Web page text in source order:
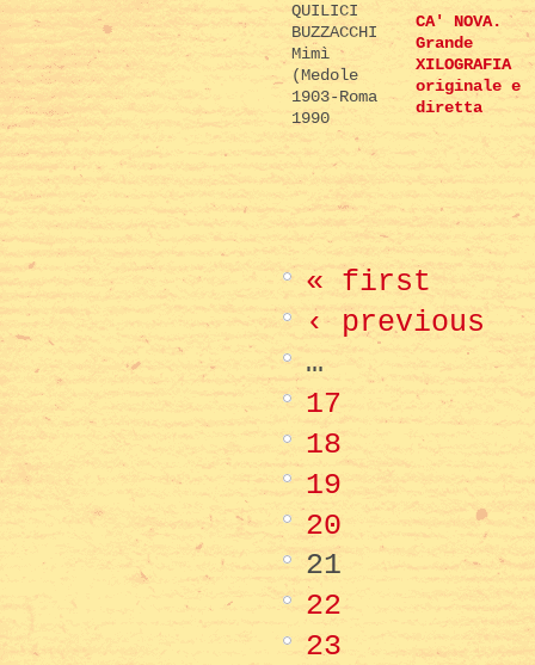
QUILICI
BUZZACCHI
Mimì
(Medole
1903-Roma
1990
CA' NOVA.
Grande
XILOGRAFIA
originale e
diretta
« first
‹ previous
…
17
18
19
20
21
22
23